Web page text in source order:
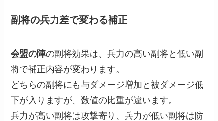
副将の兵力差で変わる補正
会盟の陣の副将効果は、兵力の高い副将と低い副
将で補正内容が変わります。
どちらの副将にも与ダメージ増加と被ダメージ低
下が入りますが、数値の比重が違います。
兵力が高い副将は攻撃寄り、兵力が低い副将は防